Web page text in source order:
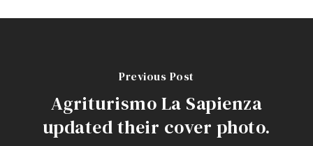
Previous Post
Agriturismo La Sapienza
updated their cover photo.